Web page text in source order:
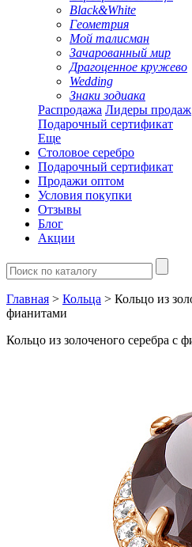
Black&White
Геометрия
Мой талисман
Зачарованный мир
Драгоценное кружево
Wedding
Знаки зодиака
Распродажа Лидеры продаж
Подарочный сертификат
Еще
Столовое серебро
Подарочный сертификат
Продажи оптом
Условия покупки
Отзывы
Блог
Акции
Главная > Кольца > Кольцо из
фианитами
Кольцо из золоченого серебра с